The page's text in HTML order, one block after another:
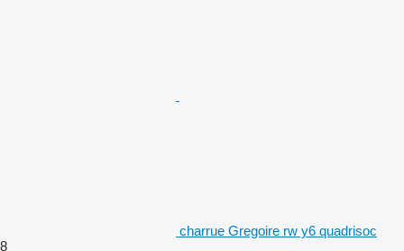
charrue Gregoire rw y6 quadrisoc
8